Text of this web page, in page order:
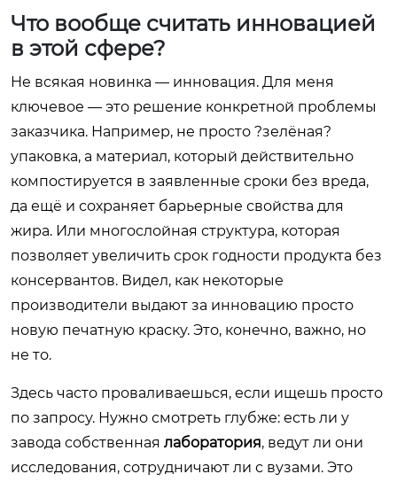
Что вообще считать инновацией
в этой сфере?
Не всякая новинка — инновация. Для меня
ключевое — это решение конкретной проблемы
заказчика. Например, не просто ?зелёная?
упаковка, а материал, который действительно
компостируется в заявленные сроки без вреда,
да ещё и сохраняет барьерные свойства для
жира. Или многослойная структура, которая
позволяет увеличить срок годности продукта без
консервантов. Видел, как некоторые
производители выдают за инновацию просто
новую печатную краску. Это, конечно, важно, но
не то.
Здесь часто проваливаешься, если ищешь просто
по запросу. Нужно смотреть глубже: есть ли у
завода собственная лаборатория, ведут ли они
исследования, сотрудничают ли с вузами. Это